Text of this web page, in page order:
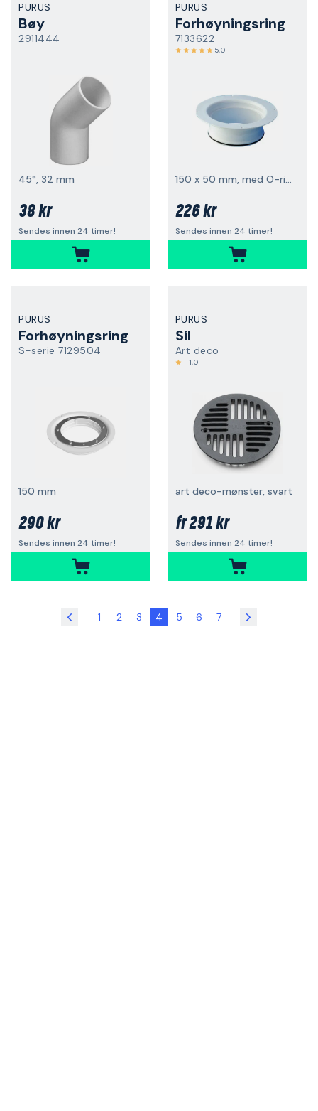
PURUS
Bøy
2911444
45°, 32 mm
38 kr
Sendes innen 24 timer!
PURUS
Forhøyningsring
7133622
5,0
150 x 50 mm, med O-ringtetning
226 kr
Sendes innen 24 timer!
PURUS
Forhøyningsring
S-serie 7129504
150 mm
290 kr
Sendes innen 24 timer!
PURUS
Sil
Art deco
1,0
art deco-mønster, svart
fr291 kr
Sendes innen 24 timer!
1 2 3 4 5 6 7